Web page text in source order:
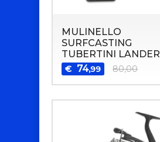
MULINELLO
SURFCASTING
TUBERTINI LANDER
€ 74,99 80,00